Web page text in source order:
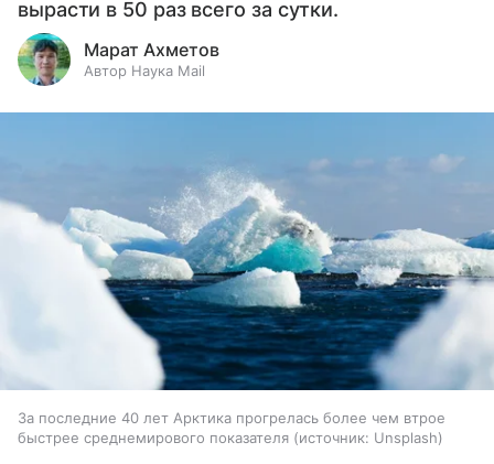
вырасти в 50 раз всего за сутки.
Марат Ахметов
Автор Наука Mail
За последние 40 лет Арктика прогрелась более чем втрое
быстрее среднемирового показателя
источник: Unsplash